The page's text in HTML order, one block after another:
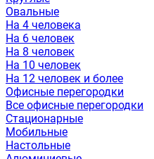
Овальные
На 4 человека
На 6 человек
На 8 человек
На 10 человек
На 12 человек и более
Офисные перегородки
Все офисные перегородки
Стационарные
Мобильные
Настольные